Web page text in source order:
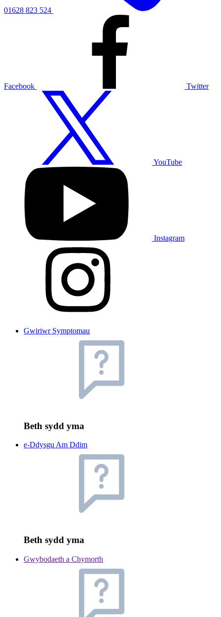
01628 823 524
Facebook Twitter
YouTube
Instagram
Gwiriwr Symptomau
Beth sydd yma
e-Ddysgu Am Ddim
Beth sydd yma
Gwybodaeth a Chymorth